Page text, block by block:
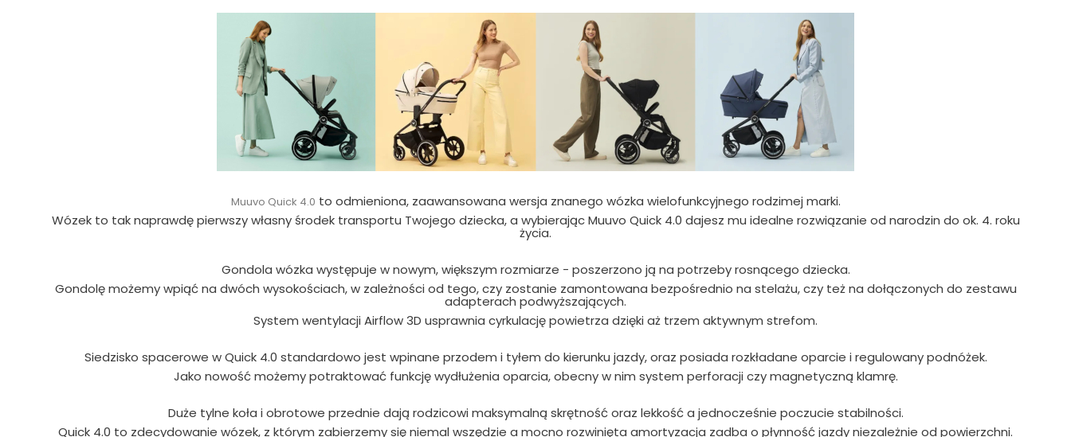
Muuvo Quick 4.0 to odmieniona, zaawansowana wersja znanego wózka wielofunkcyjnego rodzimej marki.
Wózek to tak naprawdę pierwszy własny środek transportu Twojego dziecka, a wybierając Muuvo Quick 4.0 dajesz mu idealne rozwiązanie od narodzin do ok. 4. roku
życia.
Gondola wózka występuje w nowym, większym rozmiarze - poszerzono ją na potrzeby rosnącego dziecka.
Gondolę możemy wpiąć na dwóch wysokościach, w zależności od tego, czy zostanie zamontowana bezpośrednio na stelażu, czy też na dołączonych do zestawu
adapterach podwyższających.
System wentylacji Airflow 3D usprawnia cyrkulację powietrza dzięki aż trzem aktywnym strefom.
Siedzisko spacerowe w Quick 4.0 standardowo jest wpinane przodem i tyłem do kierunku jazdy, oraz posiada rozkładane oparcie i regulowany podnóżek.
Jako nowość możemy potraktować funkcję wydłużenia oparcia, obecny w nim system perforacji czy magnetyczną klamrę.
Duże tylne koła i obrotowe przednie dają rodzicowi maksymalną skrętność oraz lekkość a jednocześnie poczucie stabilności.
Quick 4.0 to zdecydowanie wózek, z którym zabierzemy się niemal wszędzie a mocno rozwinięta amortyzacja zadba o płynność jazdy niezależnie od powierzchni.